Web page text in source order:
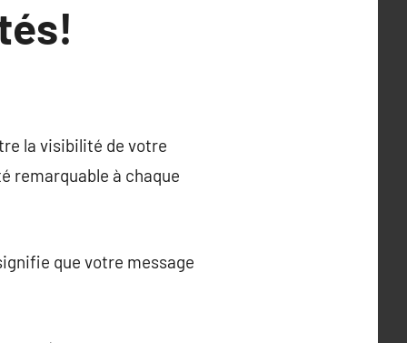
la visibilité de votre
remarquable à chaque
que votre message